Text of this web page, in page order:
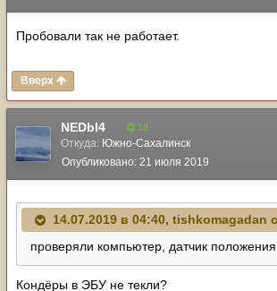
Пробовали так не работает.
Вверх
NEDbl4 18
Откуда: Южно-Сахалинск
Опубликовано: 21 июля 2019
14.07.2019 в 04:40, tishkomagadan
проверяли компьютер, датчик положения
Кондёры в ЭБУ не текли?